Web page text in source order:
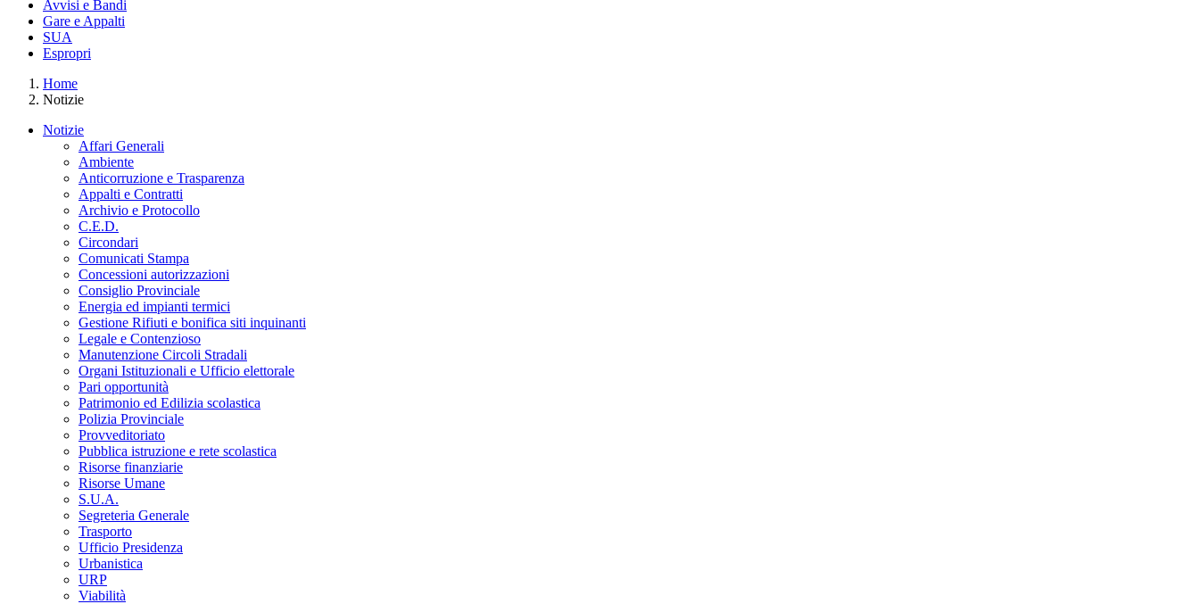
Avvisi e Bandi
Gare e Appalti
SUA
Espropri
Home
Notizie
Notizie
Affari Generali
Ambiente
Anticorruzione e Trasparenza
Appalti e Contratti
Archivio e Protocollo
C.E.D.
Circondari
Comunicati Stampa
Concessioni autorizzazioni
Consiglio Provinciale
Energia ed impianti termici
Gestione Rifiuti e bonifica siti inquinanti
Legale e Contenzioso
Manutenzione Circoli Stradali
Organi Istituzionali e Ufficio elettorale
Pari opportunità
Patrimonio ed Edilizia scolastica
Polizia Provinciale
Provveditoriato
Pubblica istruzione e rete scolastica
Risorse finanziarie
Risorse Umane
S.U.A.
Segreteria Generale
Trasporto
Ufficio Presidenza
Urbanistica
URP
Viabilità